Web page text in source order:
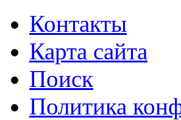
Контакты
Карта сайта
Поиск
Политика